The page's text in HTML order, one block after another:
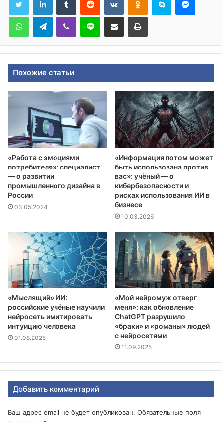
WhatsAppTelegramViber Line Поделиться через электронную почту Печатать
Похожие статьи
«Работа с эмоциями
потребителя»: специалист
— о развитии
промышленного дизайна в
России
03.05.2024
«Информация потом может
быть использована против
вас»: учёный — о
кибербезопасности и
рисках использования ИИ в
бизнесе
10.03.2026
«Мыслящий» ИИ:
российские учёные научили
нейросеть имитировать
интуицию человека
01.08.2025
«Мой нейромуж отверг
меня»: как обновление
ChatGPT разрушило
«браки» и «романы» людей
с нейросетями
11.09.2025
Добавить комментарий
Ваш адрес email не будет опубликован. Обязательные поля